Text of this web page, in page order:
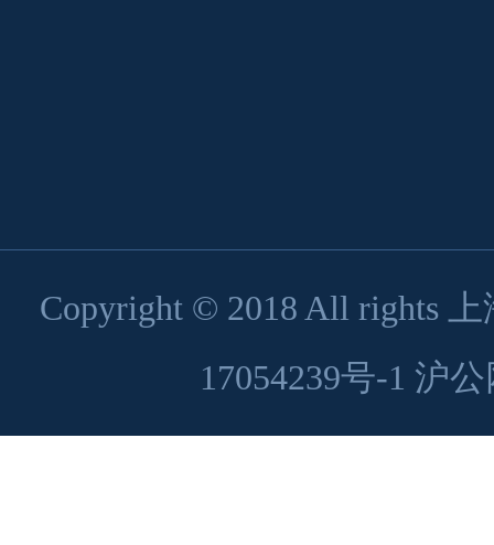
Copyright © 2018 All rights
17054239号-1 沪公